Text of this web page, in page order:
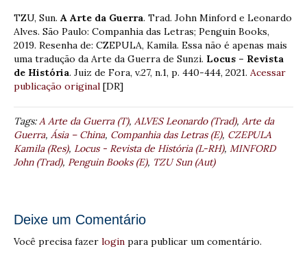
TZU, Sun. A Arte da Guerra. Trad. John Minford e Leonardo
Alves. São Paulo: Companhia das Letras; Penguin Books,
2019. Resenha de: CZEPULA, Kamila. Essa não é apenas mais
uma tradução da Arte da Guerra de Sunzi. Locus – Revista
de História. Juiz de Fora, v.27, n.1, p. 440-444, 2021. Acessar
publicação original [DR]
Tags:A Arte da Guerra (T), ALVES Leonardo (Trad), Arte da
Guerra, Ásia – China, Companhia das Letras (E), CZEPULA
Kamila (Res), Locus - Revista de História (L-RH), MINFORD
John (Trad), Penguin Books (E), TZU Sun (Aut)
Deixe um Comentário
Você precisa fazer login para publicar um comentário.